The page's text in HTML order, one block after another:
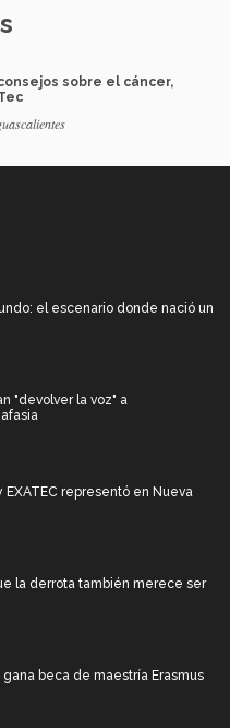
sobre el cáncer,
el escenario donde nació un
"devolver la voz" a
EXATEC representó en Nueva
la derrota también merece ser
beca de maestría Erasmus